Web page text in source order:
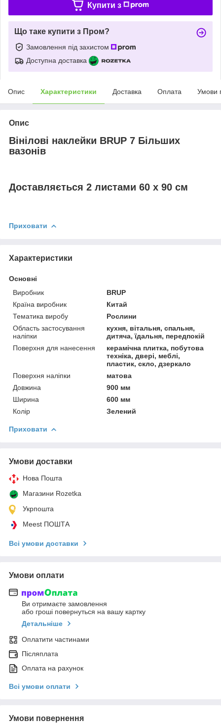
Купити з
Що таке купити з Пром?
Замовлення під захистом
Доступна доставка
Опис Характеристики Доставка Оплата Умови
Опис
Вінілові наклейки BRUP 7 Більших
вазонів
Доставляється 2 листами 60 х 90 см
Приховати
Характеристики
Основні
Виробник
BRUP
Країна виробник
Китай
Тематика виробу
Рослини
Область застосування
наліпки
кухня, вітальня, спальня,
дитяча, їдальня, передпокій
Поверхня для нанесення
керамічна плитка, побутова
техніка, двері, меблі,
пластик, скло, дзеркало
Поверхня наліпки
матова
Довжина
900 мм
Ширина
600 мм
Колір
Зелений
Приховати
Умови доставки
Нова Пошта
Магазини Rozetka
Укрпошта
Meest ПОШТА
Всі умови доставки
Умови оплати
Ви отримаєте замовлення
або гроші повернуться на вашу картку
Детальніше
Оплатити частинами
Післяплата
Оплата на рахунок
Всі умови оплати
Умови повернення